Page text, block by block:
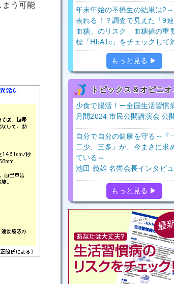
まう可能
年末年始の不摂生の結果は2
表れる！？調査で見えた「9
血糖」のリスク 血糖値の重
標「HbA1c」をチェックして
もっと見る ▶
トピックス＆オピニ
少食で腸活！ー全国生活習慣
月間2024 市民公開講演会 公
自分で自分の健康を守る～『
二少、三多』が、今まさに求
ている～
池田 義雄 名誉会長インタビ
もっと見る ▶